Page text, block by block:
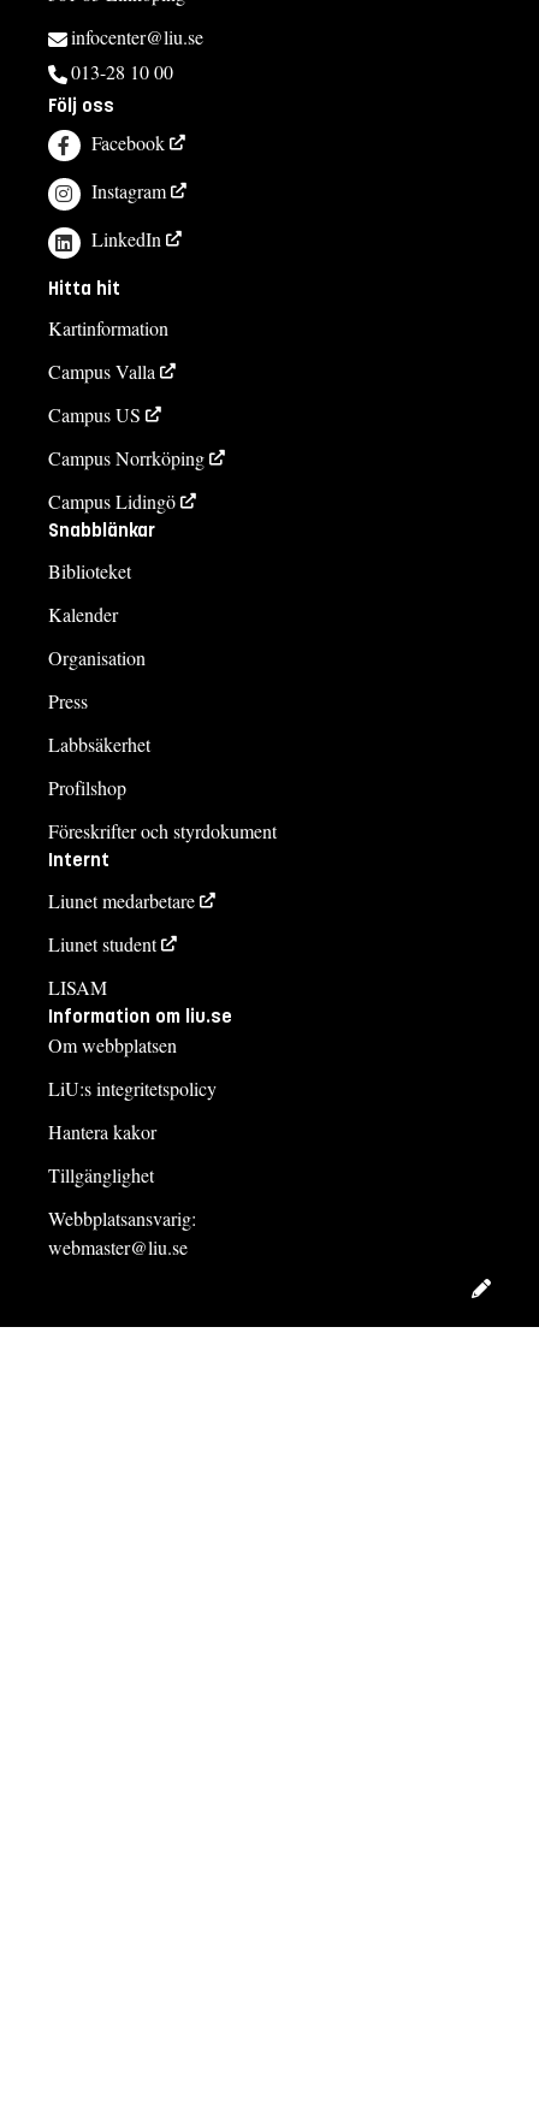
infocenter@liu.se
013-28 10 00
Följ oss
Facebook
Instagram
LinkedIn
Hitta hit
Kartinformation
Campus Valla
Campus US
Campus Norrköping
Campus Lidingö
Snabblänkar
Biblioteket
Kalender
Organisation
Press
Labbsäkerhet
Profilshop
Föreskrifter och styrdokument
Internt
Liunet medarbetare
Liunet student
LISAM
Information om liu.se
Om webbplatsen
LiU:s integritetspolicy
Hantera kakor
Tillgänglighet
Webbplatsansvarig:
webmaster@liu.se